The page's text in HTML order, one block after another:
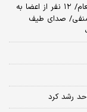
اظهارات جدید معاون پزشکیان درباره تصمیم‌گیری شعام/ ۱۲ نفر از اعضا به
منفی/ صدای طیف